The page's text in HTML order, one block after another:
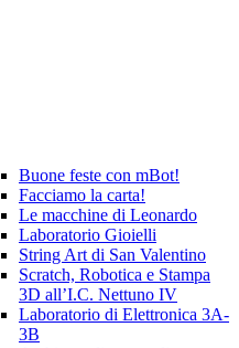
Buone feste con mBot!
Facciamo la carta!
Le macchine di Leonardo
Laboratorio Gioielli
String Art di San Valentino
Scratch, Robotica e Stampa
3D all’I.C. Nettuno IV
Laboratorio di Elettronica 3A-
3B